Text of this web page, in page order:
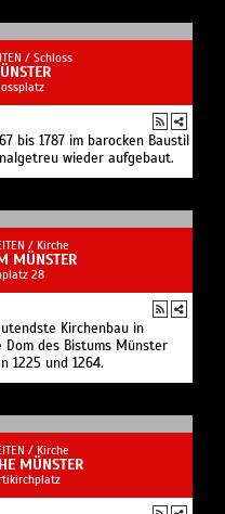
/ Schloss
bis 1787 im barocken Baustil
wieder aufgebaut.
/ Kirche
MÜNSTER
28
Kirchenbau in
des Bistums Münster
1225 und 1264.
/ Kirche
MÜNSTER